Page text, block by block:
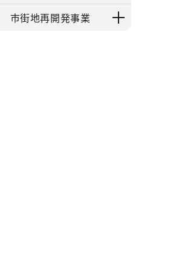
市街地再開発事業